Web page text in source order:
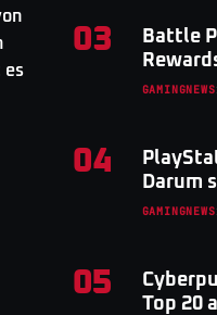
es
03
Battle
GAMINGNEWS
04
Darum
GAMINGNEWS
05
Top 20